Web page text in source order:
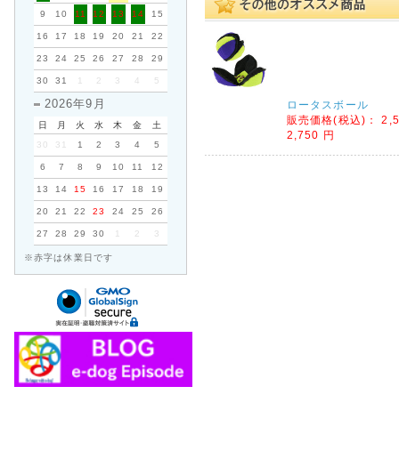
9 10 11 12 13 14 15
16 17 18 19 20 21 22
23 24 25 26 27 28 29
30 31 1 2 3 4 5
2026年9月
日 月 火 水 木 金
土
30
31 1 2 3 4 5
6 7 8 9 10 11 12
13 14 15 16 17 18 19
20 21 22 23 24 25 26
27 28 29 30 1 2 3
※赤字は休業日です
ロータスボール
販売価格(税込)：
2,750 円